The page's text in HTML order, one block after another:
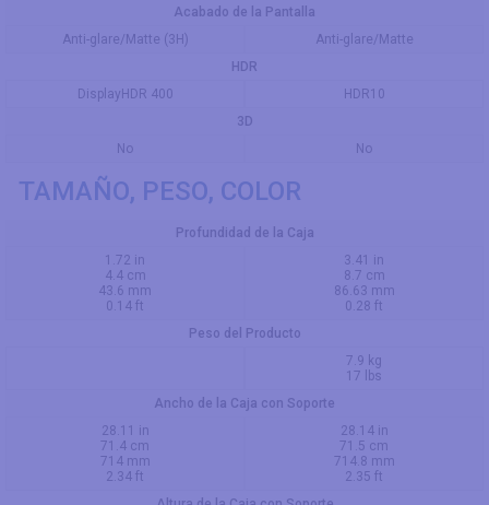
Acabado de la Pantalla
Anti-glare/Matte (3H)
Anti-glare/Matte
HDR
DisplayHDR 400
HDR10
3D
No
No
TAMAÑO, PESO, COLOR
Profundidad de la Caja
1.72 in
4.4 cm
43.6 mm
0.14 ft
3.41 in
8.7 cm
86.63 mm
0.28 ft
Peso del Producto
7.9 kg
17 lbs
Ancho de la Caja con Soporte
28.11 in
71.4 cm
714 mm
2.34 ft
28.14 in
71.5 cm
714.8 mm
2.35 ft